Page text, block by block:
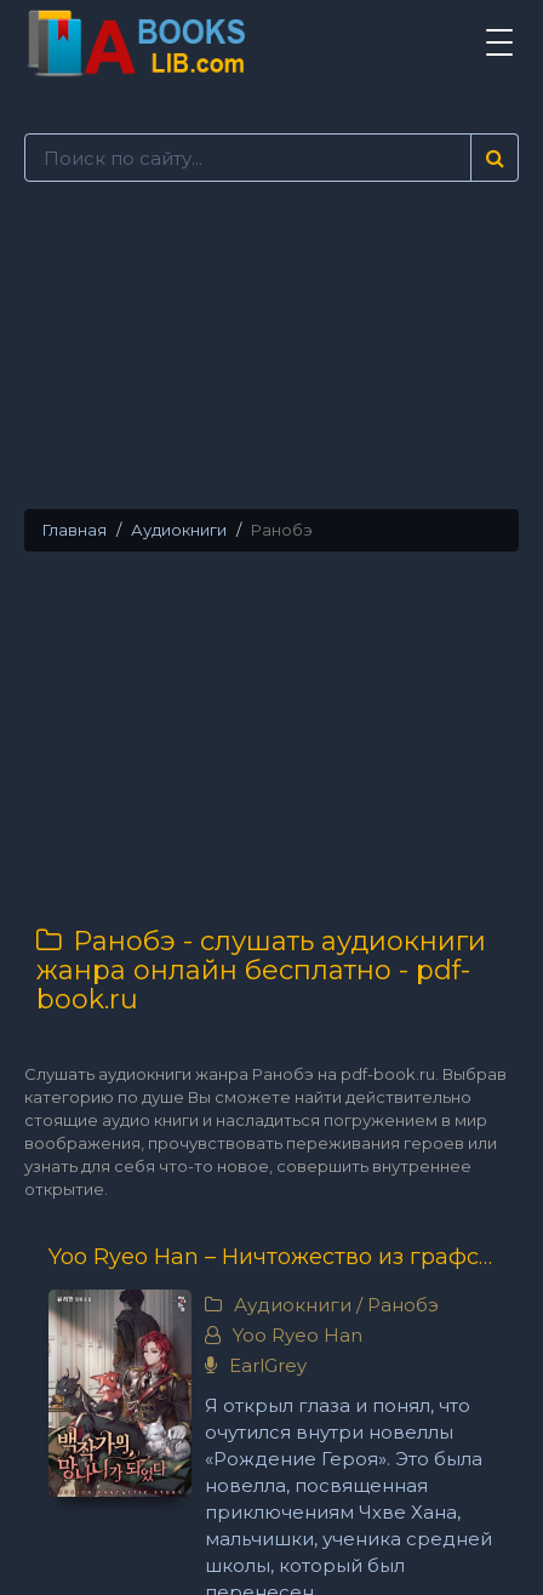
Главная Аудиокниги Ранобэ
Ранобэ - слушать аудиокниги
жанра онлайн бесплатно - pdf-
book.ru
Слушать аудиокниги жанра Ранобэ на pdf-book.ru. Выбрав
категорию по душе Вы сможете найти действительно
стоящие аудио книги и насладиться погружением в мир
воображения, прочувствовать переживания героев или
узнать для себя что-то новое, совершить внутреннее
открытие.
Yoo Ryeo Han – Ничтожество из графского семейства
Аудиокниги / Ранобэ
Yoo Ryeo Han
EarlGrey
Я открыл глаза и понял, что
очутился внутри новеллы
«Рождение Героя». Это была
новелла, посвященная
приключениям Чхве Хана,
мальчишки, ученика средней
школы, который был